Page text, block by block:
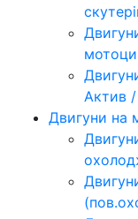
Актив
Двигуни на